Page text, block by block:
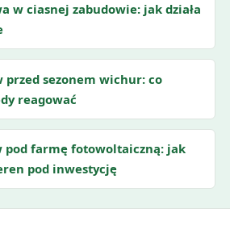
w ciasnej zabudowie: jak działa
przed sezonem wichur: co
reagować
pod farmę fotowoltaiczną: jak
pod inwestycję